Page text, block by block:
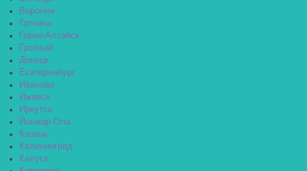
Воронеж
Гатчина
Горно-Алтайск
Грозный
Донецк
Екатеринбург
Иваново
Ижевск
Иркутск
Йошкар-Ола
Казань
Калининград
Калуга